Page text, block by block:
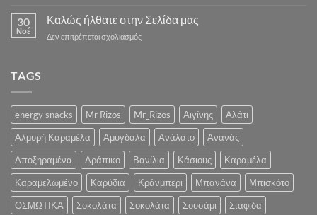
ΣΥΝΤΟΜΑ
Λαχταριστό
και
την
Ψυχολογία
σας»
της
RIZOS
NUTS
:.
30
Νοέ
Καλώς ήλθατε στην Σελίδα μας
Δεν επιτρέπεται σχολιασμόςστο
TAGS
energy snacks Mr Rizos Mr_Rizos Αιγίνης
Αλάτι
Αλμυρή Καραμέλα
Αμύγδαλα Ανάλατο
Ανανάς
Αποξηραμένα
Αράπικο Βανίλια Κάσιους
Καραμέλα
Καραμελωμένο
Καρύδια Κράνμπερι Μπανάνα
Μπισκότο
ΟΣΜΩΤΙΚΑ
Σοκολάτα Σοκολάτα Σουσάμι
Σταφίδα